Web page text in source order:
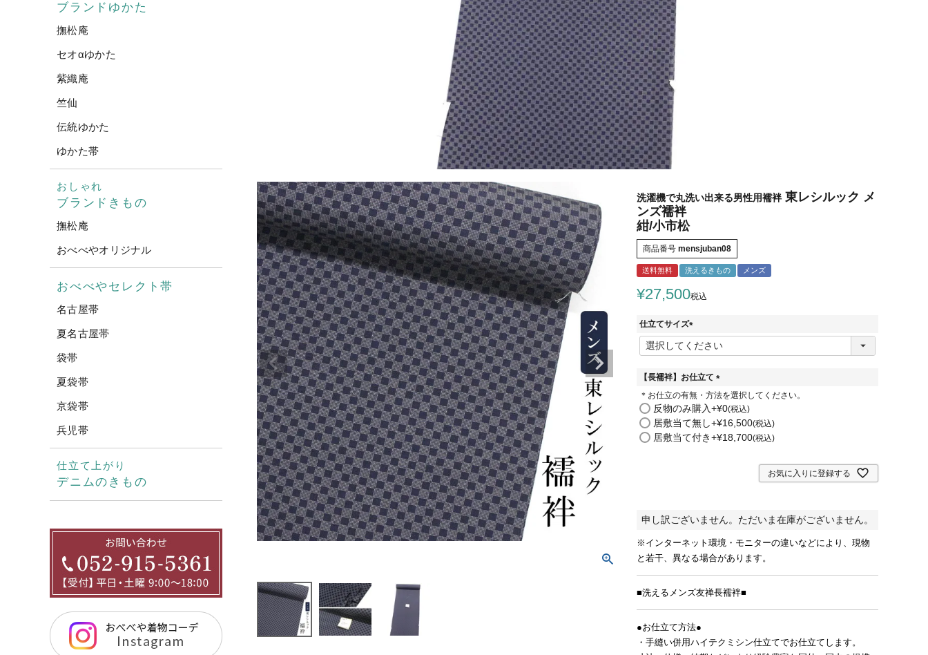
ブランドゆかた
撫松庵
セオαゆかた
紫織庵
竺仙
伝統ゆかた
ゆかた帯
おしゃれ
ブランドきもの
撫松庵
おべべやオリジナル
おべべやセレクト帯
名古屋帯
夏名古屋帯
袋帯
夏袋帯
京袋帯
兵児帯
仕立て上がり
デニムのきもの
洗濯機で丸洗い出来る男性用襦袢 東レシルック メ
ンズ襦袢
紺/小市松
商品番号 mensjuban08
送料無料 洗えるきもの メンズ
¥27,500税込
仕立てサイズ
(
必
)
【長襦袢】お仕立て
(
必
須
＊お仕立の有無・方法を選択してください。
反物のみ購入+¥0 税込
居敷当て無し+¥16,500 税込
居敷当て付き+¥18,700 税込
お気に入りに登録する
申し訳ございません。ただいま在庫がございません。
※インターネット環境・モニターの違いなどにより、現物
と若干、異なる場合があります。
■洗えるメンズ友禅長襦袢■
●お仕立て方法●
・手縫い併用ハイテクミシン仕立てでお仕立てします。